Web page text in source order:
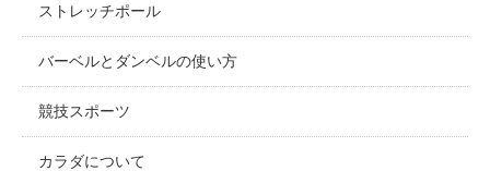
ストレッチポール
バーベルとダンベルの使い方
競技スポーツ
カラダについて